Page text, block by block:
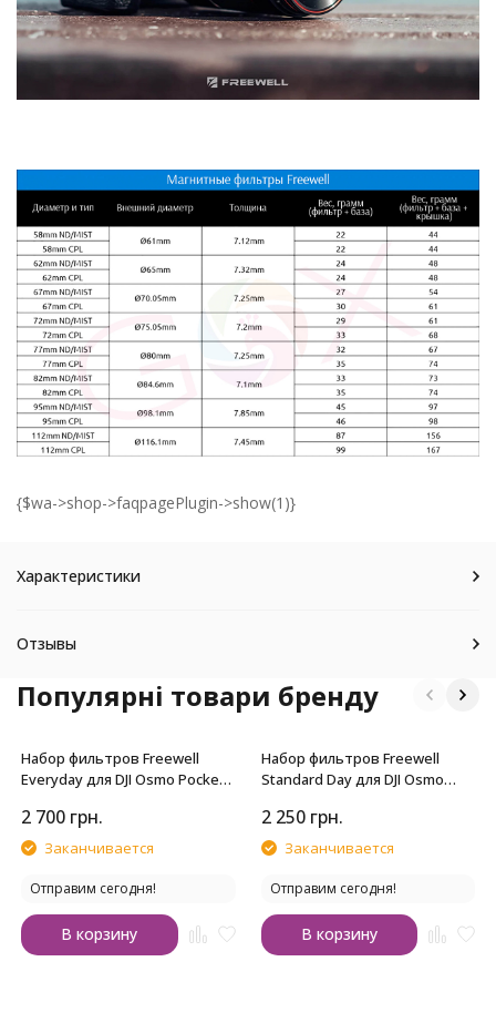
{$wa->shop->faqpagePlugin->show(1)}
Характеристики
Отзывы
Популярні товари бренду
Набор фильтров Freewell
Everyday для DJI Osmo Pocket
2 700 грн.
Заканчивается
Отправим сегодня!
В корзину
Набор фильтров Freewell
Standard Day для DJI Osmo
2 250 грн.
Заканчивается
Отправим сегодня!
В корзину